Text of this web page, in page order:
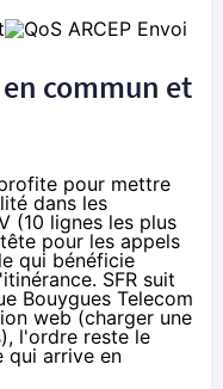
commun et
pour mettre
dans les
(10 lignes les plus
pour les appels
qui bénéficie
SFR suit
Bouygues Telecom
web (charger une
l'ordre reste le
qui arrive en